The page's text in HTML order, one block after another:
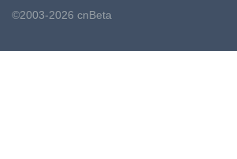
©2003-2026 cnBeta